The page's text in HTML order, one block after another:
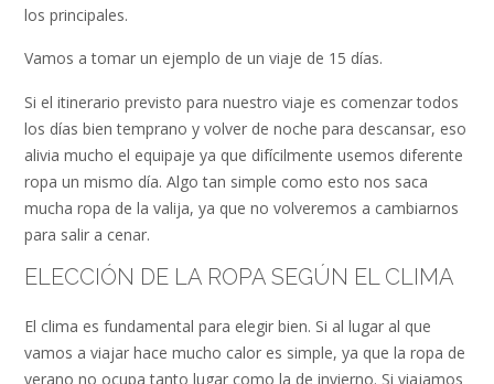
los principales.
Vamos a tomar un ejemplo de un viaje de 15 días.
Si el itinerario previsto para nuestro viaje es comenzar todos
los días bien temprano y volver de noche para descansar, eso
alivia mucho el equipaje ya que difícilmente usemos diferente
ropa un mismo día. Algo tan simple como esto nos saca
mucha ropa de la valija, ya que no volveremos a cambiarnos
para salir a cenar.
ELECCIÓN DE LA ROPA SEGÚN EL CLIMA
El clima es fundamental para elegir bien. Si al lugar al que
vamos a viajar hace mucho calor es simple, ya que la ropa de
verano no ocupa tanto lugar como la de invierno. Si viajamos